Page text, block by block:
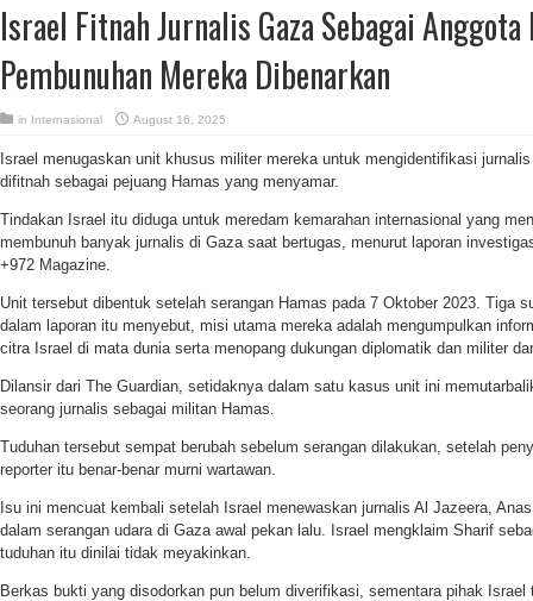
Israel Fitnah Jurnalis Gaza Sebagai
Pembunuhan Mereka Dibenarkan
in Internasional August 16, 2025
Israel menugaskan unit khusus militer mereka untuk mengidentifikasi
difitnah sebagai pejuang Hamas yang menyamar.
Tindakan Israel itu diduga untuk meredam kemarahan internasional yang
membunuh banyak jurnalis di Gaza saat bertugas, menurut laporan
+972 Magazine.
Unit tersebut dibentuk setelah serangan Hamas pada 7 Oktober 2023. Tiga
dalam laporan itu menyebut, misi utama mereka adalah mengumpulkan
citra Israel di mata dunia serta menopang dukungan diplomatik dan militer
Dilansir dari The Guardian, setidaknya dalam satu kasus unit ini
seorang jurnalis sebagai militan Hamas.
Tuduhan tersebut sempat berubah sebelum serangan dilakukan, setelah
reporter itu benar-benar murni wartawan.
Isu ini mencuat kembali setelah Israel menewaskan jurnalis Al Jazeera,
dalam serangan udara di Gaza awal pekan lalu. Israel mengklaim Sharif
tuduhan itu dinilai tidak meyakinkan.
Berkas bukti yang disodorkan pun belum diverifikasi, sementara pihak Israel